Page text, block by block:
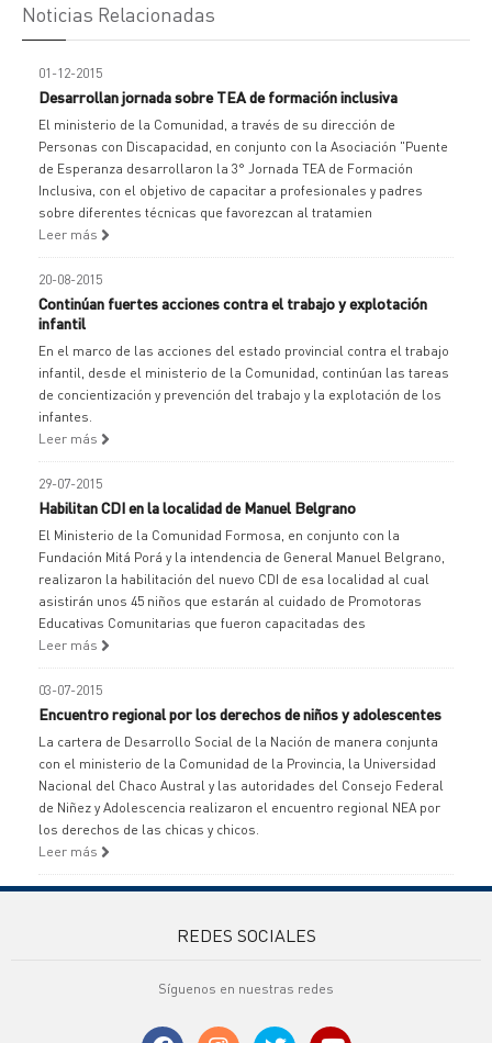
Noticias Relacionadas
01-12-2015
Desarrollan jornada sobre TEA de formación inclusiva
El ministerio de la Comunidad, a través de su dirección de
Personas con Discapacidad, en conjunto con la Asociación "Puente
de Esperanza desarrollaron la 3° Jornada TEA de Formación
Inclusiva, con el objetivo de capacitar a profesionales y padres
sobre diferentes técnicas que favorezcan al tratamien
Leer más
20-08-2015
Continúan fuertes acciones contra el trabajo y explotación
infantil
En el marco de las acciones del estado provincial contra el trabajo
infantil, desde el ministerio de la Comunidad, continúan las tareas
de concientización y prevención del trabajo y la explotación de los
infantes.
Leer más
29-07-2015
Habilitan CDI en la localidad de Manuel Belgrano
El Ministerio de la Comunidad Formosa, en conjunto con la
Fundación Mitá Porá y la intendencia de General Manuel Belgrano,
realizaron la habilitación del nuevo CDI de esa localidad al cual
asistirán unos 45 niños que estarán al cuidado de Promotoras
Educativas Comunitarias que fueron capacitadas des
Leer más
03-07-2015
Encuentro regional por los derechos de niños y adolescentes
La cartera de Desarrollo Social de la Nación de manera conjunta
con el ministerio de la Comunidad de la Provincia, la Universidad
Nacional del Chaco Austral y las autoridades del Consejo Federal
de Niñez y Adolescencia realizaron el encuentro regional NEA por
los derechos de las chicas y chicos.
Leer más
REDES SOCIALES
Síguenos en nuestras redes